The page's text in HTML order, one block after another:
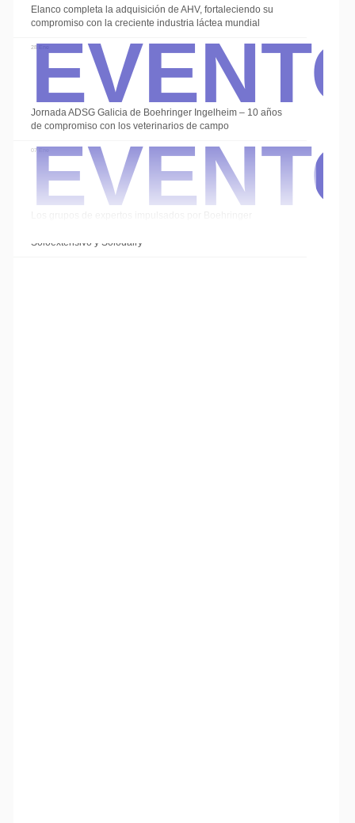
Elanco completa la adquisición de AHV, fortaleciendo su
compromiso con la creciente industria láctea mundial
28 Ene
Jornada ADSG Galicia de Boehringer Ingelheim – 10 años
de compromiso con los veterinarios de campo
07 Ene
Soloextensivo y Solodairy